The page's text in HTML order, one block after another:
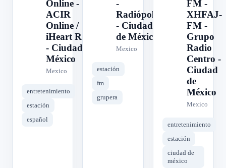
Online -
ACIR
Online /
iHeart Radio
- Ciudad de
México
Mexico
entretenimiento
estación
español
-
Radiópolis
- Ciudad
de México
Mexico
estación
fm
grupera
FM -
XHFAJ-
FM -
Grupo
Radio
Centro -
Ciudad
de
México
Mexico
entretenimiento
estación
ciudad de
méxico